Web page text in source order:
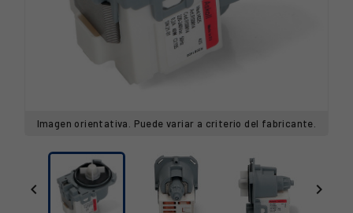
Imagen orientativa. Puede variar a criterio del fabricante.
 